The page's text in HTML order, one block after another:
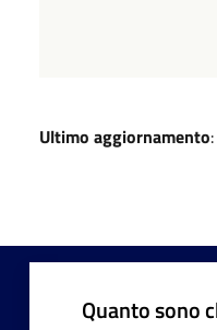
Ultimo aggiornamento
Quanto sono